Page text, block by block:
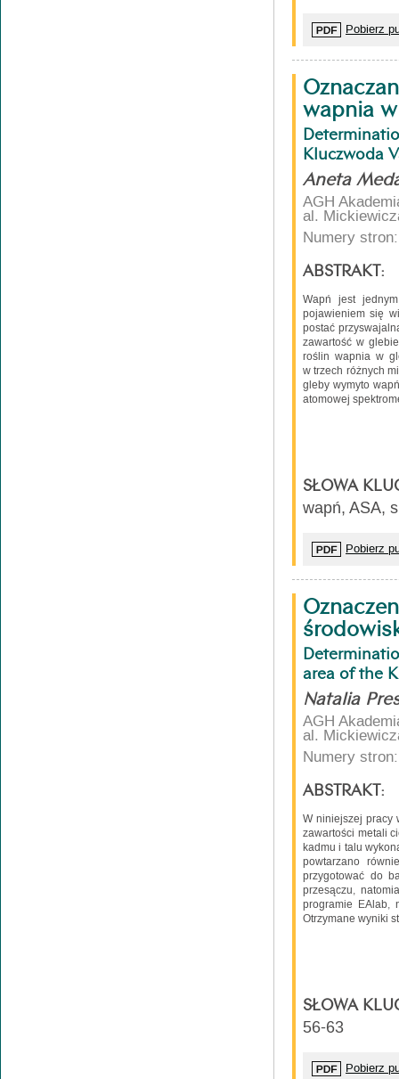
Pobierz
wapnia
Kluczwoda
Aneta
AGH
al.
Numery
ABSTRAKT:
Wapń jest
pojawieniem się
postać
zawartość w
roślin wapnia w
w trzech różnych
gleby wymyto
atomowej
SŁOWA
wapń, ASA,
Pobierz
area of the
Natalia
AGH
al.
Numery
ABSTRAKT:
W niniejszej pracy
zawartości metali
kadmu i talu
powtarzano
przygotować do
przesączu,
programie EAlab,
Otrzymane wyniki
SŁOWA
56-63
Pobierz